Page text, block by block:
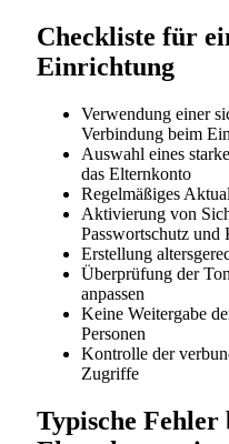
Checkliste für
Einrichtung
Verwendung einer
Verbindung beim
Auswahl eines
das Elternkonto
Regelmäßiges
Aktivierung von
Passwortschutz und
Erstellung
Überprüfung der
anpassen
Keine Weitergabe
Personen
Kontrolle der
Zugriffe
Typische Fehler